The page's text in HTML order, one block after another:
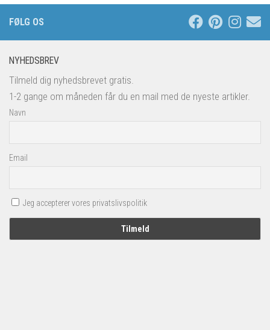
FØLG OS
NYHEDSBREV
Tilmeld dig nyhedsbrevet gratis.
1-2 gange om måneden får du en mail med de nyeste artikler.
Navn
Email
Jeg accepterer vores privatslivspolitik